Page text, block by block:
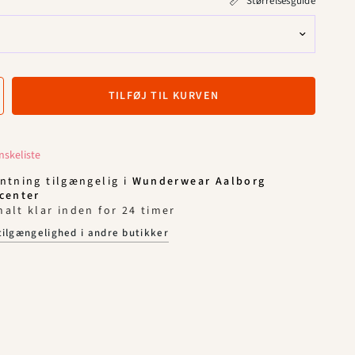
tape ikke må fjernes, når man prøver
90% silikone, 10% termoplastisk polyuretan.
TILFØJ TIL KURVEN
tilgængelig i Wunderwear Aalborg
klar inden for 24 timer
i andre butikker